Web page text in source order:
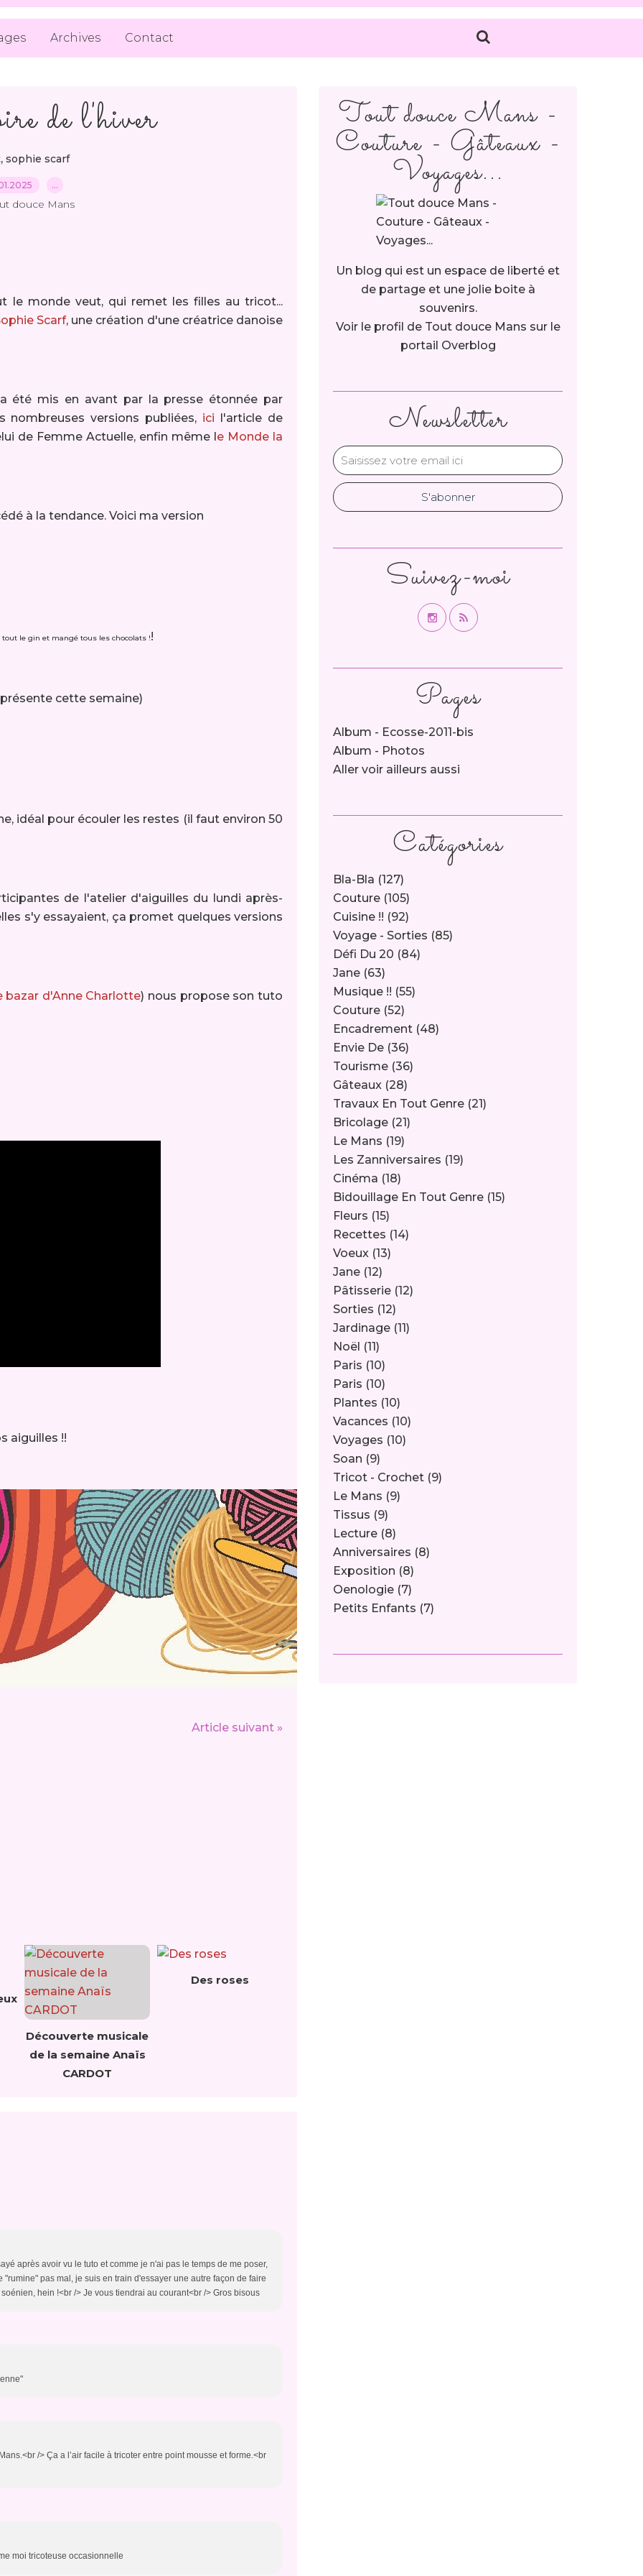
Archives Contact
de l'hiver
, sophie scarf
…
douce Mans
le monde veut, qui remet les filles au tricot...
Scarf, une création d'une créatrice danoise
été mis en avant par la presse étonnée par
versions publiées, ici l'article de
de Femme Actuelle, enfin même le Monde la
à la tendance. Voici ma version
le gin et mangé tous les chocolats !!
cette semaine)
idéal pour écouler les restes (il faut environ 50
de l'atelier d'aiguilles du lundi après-
s'y essayaient, ça promet quelques versions
bazar d'Anne Charlotte) nous propose son tuto
aiguilles !!
Article suivant »
Découverte musicale
de la semaine Anaïs
CARDOT
Des roses
après avoir vu le tuto et comme je n'ai pas le temps de me poser,
pas mal, je suis en train d'essayer une autre façon de faire
hein !<br /> Je vous tiendrai au courant<br /> Gros bisous
/> Ça a l’air facile à tricoter entre point mousse et forme.<br
moi tricoteuse occasionnelle
Newsletter
Catégories
Bla-Bla (127)
Couture (105)
Cuisine !! (92)
Voyage - Sorties (85)
Défi Du 20 (84)
Jane (63)
Musique !! (55)
Couture (52)
Encadrement (48)
Envie De (36)
Tourisme (36)
Gâteaux (28)
Travaux En Tout Genre (21)
Bricolage (21)
Le Mans (19)
Les Zanniversaires (19)
Cinéma (18)
Bidouillage En Tout Genre (15)
Fleurs (15)
Recettes (14)
Voeux (13)
Jane (12)
Pâtisserie (12)
Sorties (12)
Jardinage (11)
Noël (11)
Paris (10)
Paris (10)
Plantes (10)
Vacances (10)
Voyages (10)
Soan (9)
Tricot - Crochet (9)
Le Mans (9)
Tissus (9)
Lecture (8)
Anniversaires (8)
Exposition (8)
Oenologie (7)
Petits Enfants (7)
Pages
Album - Ecosse-2011-bis
Album - Photos
Aller voir ailleurs aussi
Tout douce Mans -
Couture - Gâteaux -
Voyages...
Un blog qui est un espace de liberté et
de partage et une jolie boite à
souvenirs.
Voir le profil de Tout douce Mans sur le
portail Overblog
Suivez-moi